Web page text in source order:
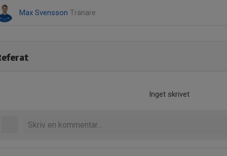
Max Svensson Tränare
Inget skrivet